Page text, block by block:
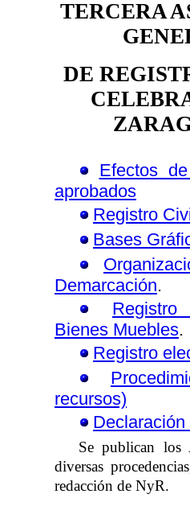
TERCERA
DE
Efectos
aprobados
Registro
Bases
Demarcación.
Bienes Muebles.
Registro
recursos)
Declaración
Sepublican los
diversas
redacción de NyR.